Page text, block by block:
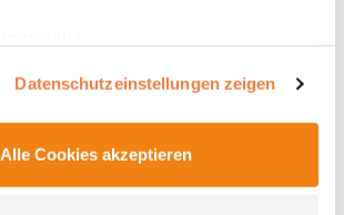
Datenschutzeinstellungen zeigen
Alle Cookies akzeptieren